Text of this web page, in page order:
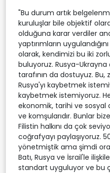
"Bu durum artık
kuruluşlar bile objektif
olduğuna karar verdiler
yaptırımların
olarak, kendimizi bu iki
buluyoruz. Rusya-Ukrayna
tarafının da dostuyuz.
Rusya'yı kaybetmek
kaybetmek istemiyoruz.
ekonomik, tarihi ve sosyal
ve komşularıdır. Bunlar
Filistin halkını da çok
coğrafyayı paylaşıyoruz.
yönetmiştik ama şimdi
Batı, Rusya ve İsrail'le
standart uyguluyor ve bu